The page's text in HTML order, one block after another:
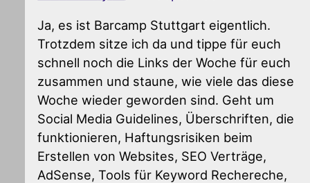
Ja, es ist Barcamp Stuttgart eigentlich.
Trotzdem sitze ich da und tippe für euch
schnell noch die Links der Woche für euch
zusammen und staune, wie viele das diese
Woche wieder geworden sind. Geht um
Social Media Guidelines, Überschriften, die
funktionieren, Haftungsrisiken beim
Erstellen von Websites, SEO Verträge,
AdSense, Tools für Keyword Rechereche,